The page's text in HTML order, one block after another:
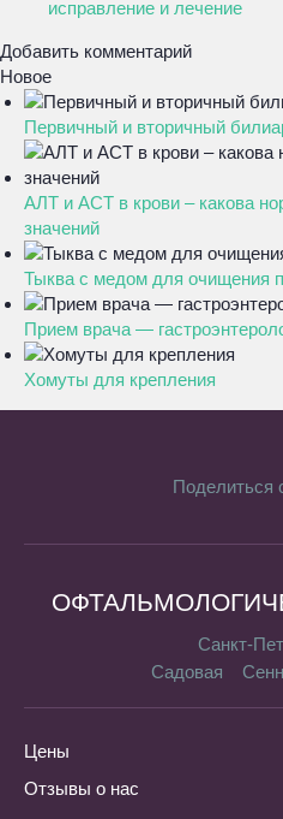
исправление и лечение
Добавить комментарий
Новое
Первичный и вторичный
АЛТ и АСТ в крови – какова
значений
Тыква с медом для очищения
Прием врача —
Хомуты для крепления
Поделиться
Санкт-
Садовая
Цены
Отзывы о нас